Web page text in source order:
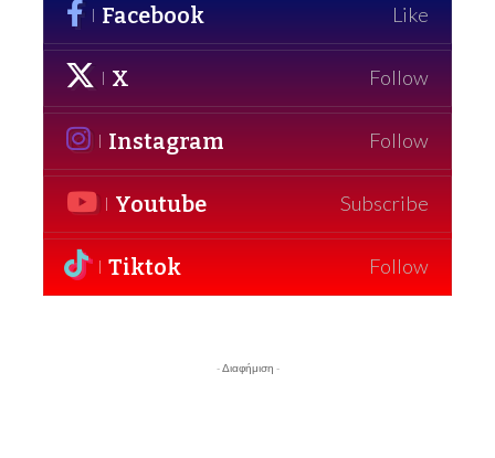
Facebook Like
X Follow
Instagram Follow
Youtube Subscribe
Tiktok Follow
- Διαφήμιση -